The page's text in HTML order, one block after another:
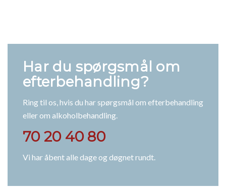
Har du spørgsmål om
efterbehandling?
Ring til os, hvis du har spørgsmål om efterbehandling
eller om alkoholbehandling.
70 20 40 80
Vi har åbent alle dage og døgnet rundt.